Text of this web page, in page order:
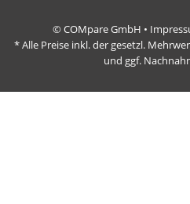
© COMpare GmbH •
* Alle Preise inkl. der gesetzl.
und ggf.